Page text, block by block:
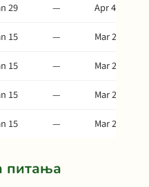
29 —
Apr 4
15 —
Mar 21
15 —
Mar 21
15 —
Mar 21
15 — Mar 21
питања